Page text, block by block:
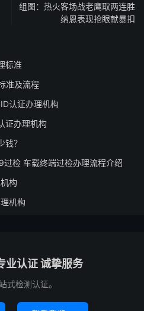
组图：热火客场战老鹰取两连胜
纳恩表现抢眼献暴扣
标准
准及流程
认证办理机构
证办理机构
？
检 车载终端过检办理流程介绍
构
机构
业认证 诚挚服务
式检测认证。